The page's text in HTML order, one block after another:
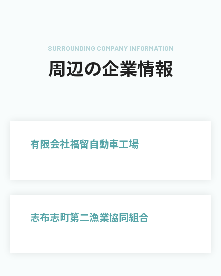
SURROUNDING COMPANY INFORMATION
周辺の企業情報
有限会社福留自動車工場
志布志町第二漁業協同組合